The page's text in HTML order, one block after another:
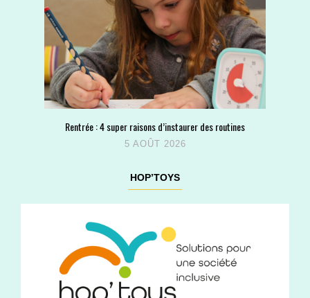
Rentrée : 4 super raisons d’instaurer des routines
5 AOÛT 2026
HOP’TOYS